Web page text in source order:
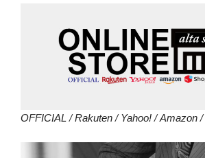
OFFICIAL /Rakuten/Yahoo!/Amazon/